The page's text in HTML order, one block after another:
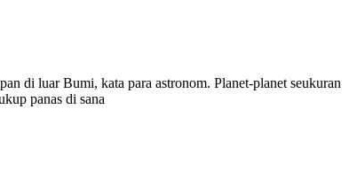
di luar Bumi, kata para astronom. Planet-planet seukuran
panas di sana